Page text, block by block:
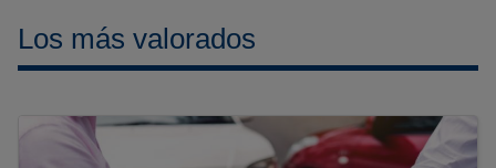
Los más valorados